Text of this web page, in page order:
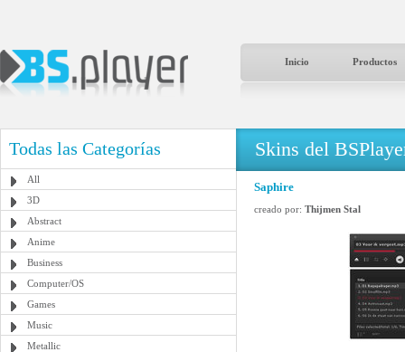
Inicio Productos
Todas las Categorías
All
3D
Abstract
Anime
Business
Computer/OS
Games
Music
Metallic
Skins del
Saphire
creado por: Thijmen Stal